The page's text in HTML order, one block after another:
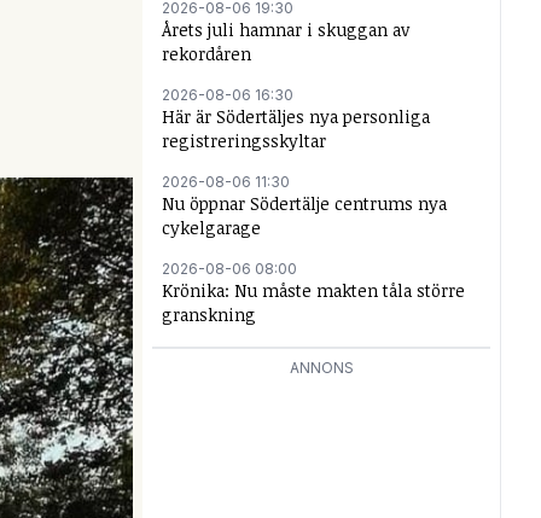
2026-08-06 19:30
Årets juli hamnar i skuggan av
rekordåren
2026-08-06 16:30
Här är Södertäljes nya personliga
registreringsskyltar
2026-08-06 11:30
Nu öppnar Södertälje centrums nya
cykelgarage
2026-08-06 08:00
Krönika: Nu måste makten tåla större
granskning
ANNONS